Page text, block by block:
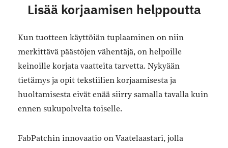
Lisää korjaamisen helppoutta
Kun tuotteen käyttöiän tuplaaminen on niin
merkittävä päästöjen vähentäjä, on helpoille
keinoille korjata vaatteita tarvetta. Nykyään
tietämys ja opit tekstiilien korjaamisesta ja
huoltamisesta eivät enää siirry samalla tavalla kuin
ennen sukupolvelta toiselle.
FabPatchin innovaatio on Vaatelaastari, jolla